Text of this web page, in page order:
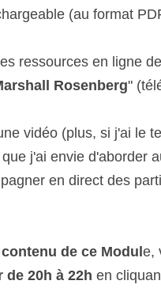
(au format
ressources en ligne
Rosenberg"
vidéo (plus, si j'ai le
j'ai envie d'aborder
en direct des
de ce Modul
de 20h à 22h en